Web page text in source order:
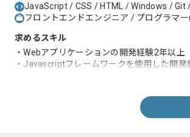
JavaScript / CSS / HTML / Windows / Git
フロントエンドエンジニア / プログラマー
求めるスキル
・Webアプリケーションの開発経験2年以上
・Javascriptフレームワークを使用した開発